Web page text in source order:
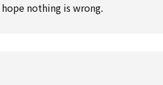
hope nothing is wrong.